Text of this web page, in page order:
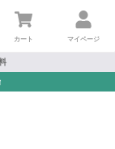
カート マイページ